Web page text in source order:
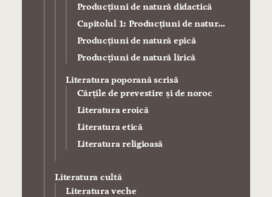
Producţiuni de natură didactică
Capitolul 1: Producţiuni de natură
dramatică
Producţiuni de natură epică
Producţiuni de natură lirică
Literatura poporană scrisă
Cărţile de prevestire şi de noroc
Literatura eroică
Literatura etică
Literatura religioasă
Literatura cultă
Literatura veche